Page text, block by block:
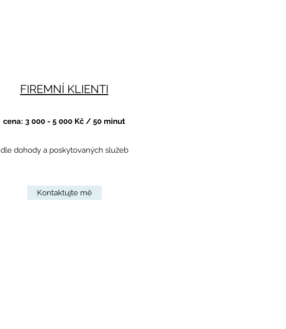
FIREMNÍ KLIENTI
cena: 3 000 - 5 000 Kč / 50 minut
dle dohody a poskytovaných služeb
Kontaktujte mě